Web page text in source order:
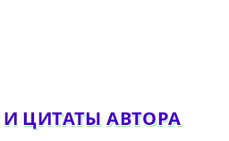
ЦИТАТЫ АВТОРА